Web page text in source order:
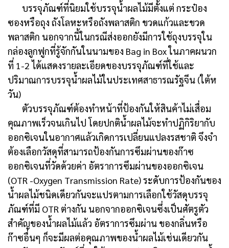
บรรจุภัณฑ์ที่นิยมใช้บรรจุน้ำผลไม้มีตั้งแต่ กระป๋อง
ซองหรือถุง ถังโลหะหรือถังพลาสติก ขวดแก้วและขวด
พลาสติก นอกจากนี้ในกรณีส่งออกยังมีการใช้ถุงบรรจุใน
กล่องลูกฟูกที่รู้จักกันในนามของ Bag in Box ในภาคผนวก
ที่ 1-2 ได้แสดงรายละเอียดของบรรจุภัณฑ์ที่ใช้และ
ปริมาณการบรรจุน้ำผลไม้ในประเทศสาธารณรัฐจีน (ใต้ห
วัน)
ตัวบรรจุภัณฑ์ต้องทำหน้าที่ป้องกันให้สินค้าไม่เสื่อม
คุณภาพเร็วจนเกินไป โดยปกติน้ำผลไม้จะทำปฏิกิริยากับ
ออกซิเจนในอากาศแล้วเกิดการเปลี่ยนแปลงรสชาติ จึงจำ
ต้องเลือกวัสดุที่สามารถป้องกันการซึมผ่านของก๊าซ
ออกซิเจนที่วัดด้วยค่า อัตราการซึมผ่านของออกซิเจน
(OTR -Oxygen Transmission Rate) ระดับการป้องกันของ
น้ำผลไม้ชนิดเดียวกันจะแปรตามการเลือกใช้วัสดุบรรจุ
ภัณฑ์ที่มี OTR ต่างกัน นอกจากออกซิเจนซึ่งเป็นศัตรูตัว
สำคัญของน้ำผลไม้แล้ว อัตราการซึมผ่าน ของกลิ่นหรือ
ก๊าซอื่นๆ ก็จะมีผลต่อคุณภาพของน้ำผลไม้เช่นเดียวกัน